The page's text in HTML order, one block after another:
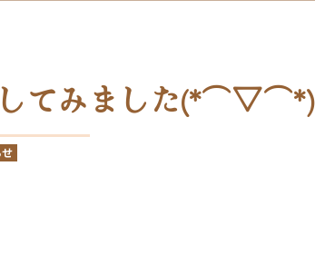
してみました(*⌒▽⌒*)